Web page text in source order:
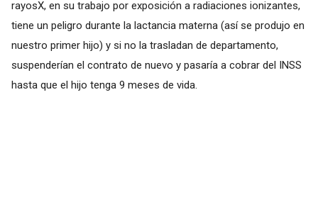
rayosX, en su trabajo por exposición a radiaciones ionizantes,
tiene un peligro durante la lactancia materna (así se produjo en
nuestro primer hijo) y si no la trasladan de departamento,
suspenderían el contrato de nuevo y pasaría a cobrar del INSS
hasta que el hijo tenga 9 meses de vida.